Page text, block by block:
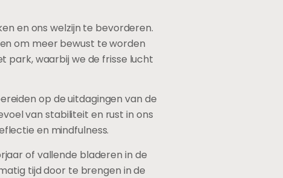
en ons welzijn te bevorderen.
om meer bewust te worden
park, waarbij we de frisse lucht
op de uitdagingen van de
van stabiliteit en rust in ons
en mindfulness.
of vallende bladeren in de
tijd door te brengen in de